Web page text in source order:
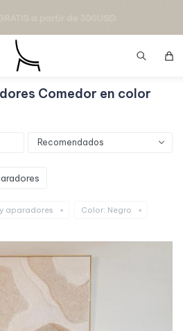
Comedor en color
Recomendados
aparadores Color: Negro